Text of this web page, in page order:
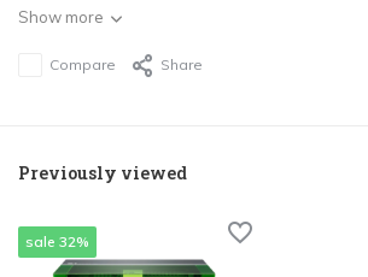
Show more
Compare Share
Previously viewed
sale 32%